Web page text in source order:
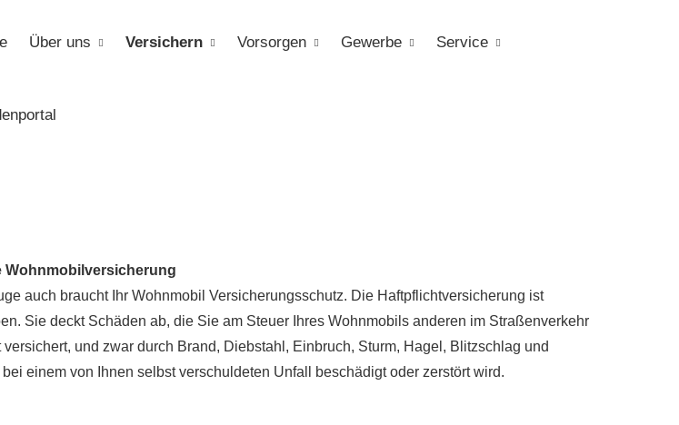
Über uns Versichern Vorsorgen Gewerbe Service
Wohnmobilversicherung
auch braucht Ihr Wohnmobil Versicherungsschutz. Die Haft­pflichtversicherung ist
Sie deckt Schäden ab, die Sie am Steuer Ihres Wohnmobils anderen im Straßenverkehr
und zwar durch Brand, Diebstahl, Einbruch, Sturm, Hagel, Blitzschlag und
einem von Ihnen selbst verschuldeten Unfall beschädigt oder zerstört wird.